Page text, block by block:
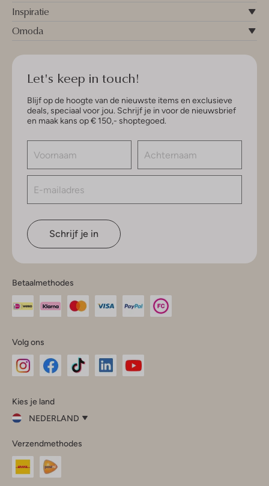
Inspiratie
Omoda
Let's keep in touch!
Blijf op de hoogte van de nieuwste items en exclusieve
deals, speciaal voor jou. Schrijf je in voor de nieuwsbrief
en maak kans op € 150,- shoptegoed.
Schrijf je in
Betaalmethodes
Volg ons
InstagramFacebook
Kies je land
NEDERLAND
je
land
Nederland
Verzendmethodes